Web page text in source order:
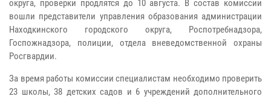
округа, проверки продлятся до 10 августа. В состав комиссии
вошли представители управления образования администрации
Находкинского городского округа, Роспотребнадзора,
Госпожнадзора, полиции, отдела вневедомственной охраны
Росгвардии.
За время работы комиссии специалистам необходимо проверить
23 школы, 38 детских садов и 6 учреждений дополнительного